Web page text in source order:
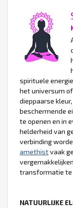
spirituele
het universum
dieppaarse
beschermende
te openen en in
helderheid van
verbinding
amethistvaak
transformatie te
NATUURLIJKE